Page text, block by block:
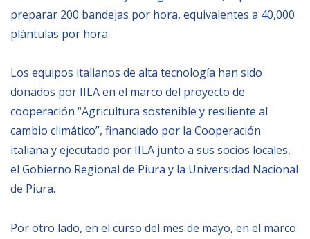
BIBLIOTECA
Biblioteca
Publicaciones
OPORTUNIDADES
Convocatorias
Alta Formación
preparar 200 bandejas por hora, equivalentes a 40,000
plántulas por hora.
Los equipos italianos de alta tecnología han sido
donados por IILA en el marco del proyecto de
cooperación “Agricultura sostenible y resiliente al
cambio climático”, financiado por la Cooperación
italiana y ejecutado por IILA junto a sus socios locales,
el Gobierno Regional de Piura y la Universidad Nacional
de Piura.
Por otro lado, en el curso del mes de mayo, en el marco